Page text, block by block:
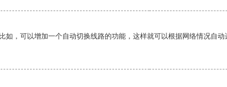
，可以增加一个自动切换线路的功能，这样就可以根据网络情况自动